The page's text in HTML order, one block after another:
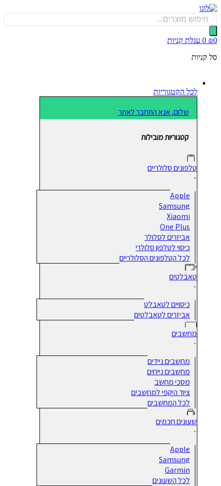
0 עגלת קניות
לכל הקטגוריות
שלום, אנא התחבר לאתר
קטגוריות מובילות
טלפונים סלולריים
Apple
Samsung
Xiaomi
One Plus
אביזרים לסלולר
כיסוי לטלפון סלולרי
לכל הטלפונים הסלולריים
טאבלטים
כיסויים לטאבלט
אביזרים לטאבלטים
מחשבים
מחשבים ניידים
מחשבים נייחים
מסכי מחשב
ציוד היקפי למחשבים
לכל המחשבים
שעונים חכמים
Apple
Samsung
Garmin
לכל השעונים